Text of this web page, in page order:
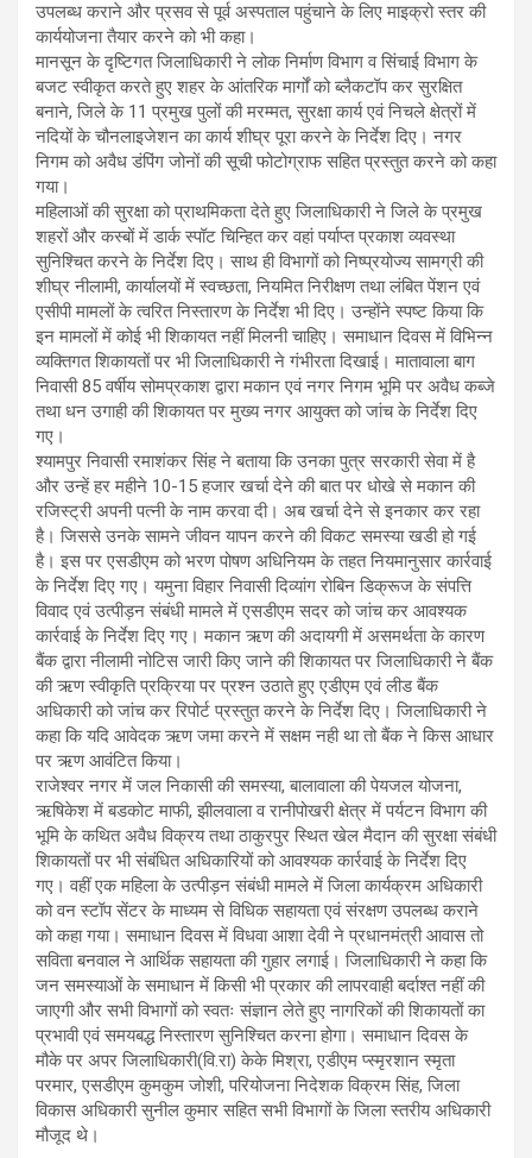
उपलब्ध कराने और प्रसव से पूर्व अस्पताल पहुंचाने के लिए माइक्रो स्तर की
कार्ययोजना तैयार करने को भी कहा।
मानसून के दृष्टिगत जिलाधिकारी ने लोक निर्माण विभाग व सिंचाई विभाग के
बजट स्वीकृत करते हुए शहर के आंतरिक मार्गों को ब्लैकटॉप कर सुरक्षित
बनाने, जिले के 11 प्रमुख पुलों की मरम्मत, सुरक्षा कार्य एवं निचले क्षेत्रों में
नदियों के चौनलाइजेशन का कार्य शीघ्र पूरा करने के निर्देश दिए। नगर
निगम को अवैध डंपिंग जोनों की सूची फोटोग्राफ सहित प्रस्तुत करने को कहा
गया।
महिलाओं की सुरक्षा को प्राथमिकता देते हुए जिलाधिकारी ने जिले के प्रमुख
शहरों और कस्बों में डार्क स्पॉट चिन्हित कर वहां पर्याप्त प्रकाश व्यवस्था
सुनिश्चित करने के निर्देश दिए। साथ ही विभागों को निष्प्रयोज्य सामग्री की
शीघ्र नीलामी, कार्यालयों में स्वच्छता, नियमित निरीक्षण तथा लंबित पेंशन एवं
एसीपी मामलों के त्वरित निस्तारण के निर्देश भी दिए। उन्होंने स्पष्ट किया कि
इन मामलों में कोई भी शिकायत नहीं मिलनी चाहिए। समाधान दिवस में विभिन्न
व्यक्तिगत शिकायतों पर भी जिलाधिकारी ने गंभीरता दिखाई। मातावाला बाग
निवासी 85 वर्षीय सोमप्रकाश द्वारा मकान एवं नगर निगम भूमि पर अवैध कब्जे
तथा धन उगाही की शिकायत पर मुख्य नगर आयुक्त को जांच के निर्देश दिए
गए।
श्यामपुर निवासी रमाशंकर सिंह ने बताया कि उनका पुत्र सरकारी सेवा में है
और उन्हें हर महीने 10-15 हजार खर्चा देने की बात पर धोखे से मकान की
रजिस्ट्री अपनी पत्नी के नाम करवा दी। अब खर्चा देने से इनकार कर रहा
है। जिससे उनके सामने जीवन यापन करने की विकट समस्या खडी हो गई
है। इस पर एसडीएम को भरण पोषण अधिनियम के तहत नियमानुसार कार्रवाई
के निर्देश दिए गए। यमुना विहार निवासी दिव्यांग रोबिन डिक्रूज के संपत्ति
विवाद एवं उत्पीड़न संबंधी मामले में एसडीएम सदर को जांच कर आवश्यक
कार्रवाई के निर्देश दिए गए। मकान ऋण की अदायगी में असमर्थता के कारण
बैंक द्वारा नीलामी नोटिस जारी किए जाने की शिकायत पर जिलाधिकारी ने बैंक
की ऋण स्वीकृति प्रक्रिया पर प्रश्न उठाते हुए एडीएम एवं लीड बैंक
अधिकारी को जांच कर रिपोर्ट प्रस्तुत करने के निर्देश दिए। जिलाधिकारी ने
कहा कि यदि आवेदक ऋण जमा करने में सक्षम नही था तो बैंक ने किस आधार
पर ऋण आवंटित किया।
राजेश्वर नगर में जल निकासी की समस्या, बालावाला की पेयजल योजना,
ऋषिकेश में बडकोट माफी, झीलवाला व रानीपोखरी क्षेत्र में पर्यटन विभाग की
भूमि के कथित अवैध विक्रय तथा ठाकुरपुर स्थित खेल मैदान की सुरक्षा संबंधी
शिकायतों पर भी संबंधित अधिकारियों को आवश्यक कार्रवाई के निर्देश दिए
गए। वहीं एक महिला के उत्पीड़न संबंधी मामले में जिला कार्यक्रम अधिकारी
को वन स्टॉप सेंटर के माध्यम से विधिक सहायता एवं संरक्षण उपलब्ध कराने
को कहा गया। समाधान दिवस में विधवा आशा देवी ने प्रधानमंत्री आवास तो
सविता बनवाल ने आर्थिक सहायता की गुहार लगाई। जिलाधिकारी ने कहा कि
जन समस्याओं के समाधान में किसी भी प्रकार की लापरवाही बर्दाश्त नहीं की
जाएगी और सभी विभागों को स्वतः संज्ञान लेते हुए नागरिकों की शिकायतों का
प्रभावी एवं समयबद्ध निस्तारण सुनिश्चित करना होगा। समाधान दिवस के
मौके पर अपर जिलाधिकारी(वि.रा) केके मिश्रा, एडीएम प्स्मृरशान स्मृता
परमार, एसडीएम कुमकुम जोशी, परियोजना निदेशक विक्रम सिंह, जिला
विकास अधिकारी सुनील कुमार सहित सभी विभागों के जिला स्तरीय अधिकारी
मौजूद थे।